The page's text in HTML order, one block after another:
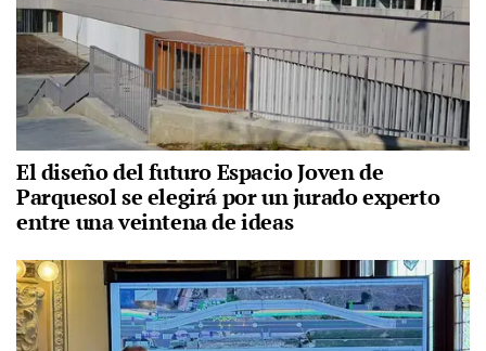
El diseño del futuro Espacio Joven de
Parquesol se elegirá por un jurado experto
entre una veintena de ideas